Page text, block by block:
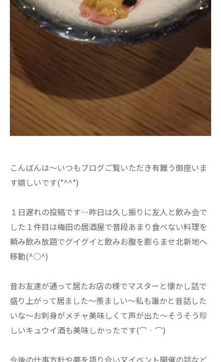
こんばんは～いつもブログご覧いただき有難う御座いま
す嬉しいです(*^^*)
１日遅れの投稿です…昨日は久し振りに友人と飲み会で
した１件目は梅田の居酒屋で普段あまり食べない料理を
頼み飲み放題でグイグイと飲みお腹を膨らませ北新地へ
移動(^○^)
昔お友達が通って居たお店の様でマスターと懐かし話で
盛り上がって居ました～羨ましい～私も誰かと昔話した
いな～お刺身がメチャ美味しくて声が出た～そうそう珍
しいキュウイ酒も美味しかったです(⌒‐⌒)